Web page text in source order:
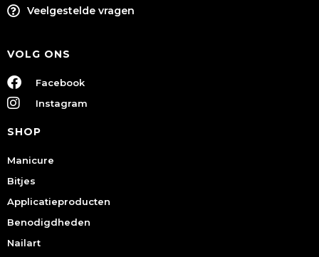
Veelgestelde vragen
VOLG ONS
Facebook
Instagram
SHOP
Manicure
Bitjes
Applicatieproducten
Benodigdheden
Nailart